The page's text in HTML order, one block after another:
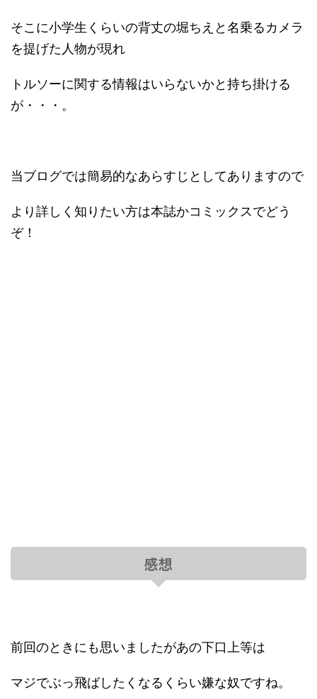
そこに小学生くらいの背丈の堀ちえと名乗るカメラ
を提げた人物が現れ
トルソーに関する情報はいらないかと持ち掛ける
が・・・。
当ブログでは簡易的なあらすじとしてありますので
より詳しく知りたい方は本誌かコミックスでどう
ぞ！
感想
前回のときにも思いましたがあの下口上等は
マジでぶっ飛ばしたくなるくらい嫌な奴ですね。